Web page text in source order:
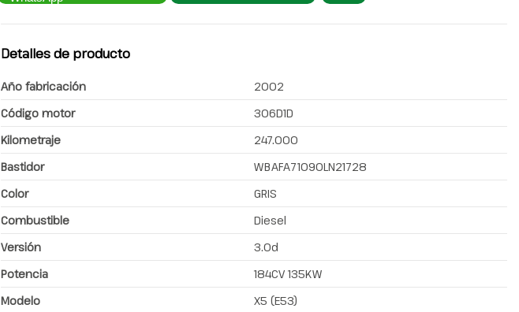
Detalles de producto
Año fabricación
2002
Código motor
306D1D
Kilometraje
247.000
Bastidor
WBAFA71090LN21728
Color
GRIS
Combustible
Diesel
Versión
3.0d
Potencia
184CV 135KW
Modelo
X5 (E53)